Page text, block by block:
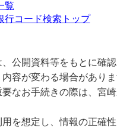
覧
行コード検索トップ
公開資料等をもとに確
容が変わる場合がありま
なお手続きの際は、宮
を想定し、情報の正確